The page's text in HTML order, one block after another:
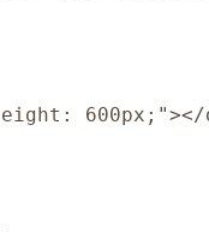
600px;"></